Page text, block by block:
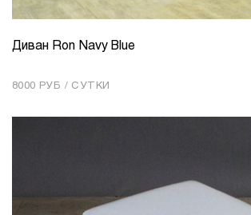
КОЛИЧЕСТВО 1
Диван Ron Navy Blue
8000 РУБ / СУТКИ